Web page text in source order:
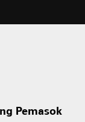
Pemasok